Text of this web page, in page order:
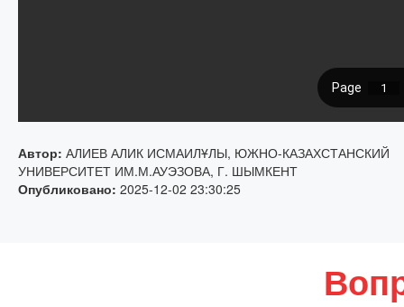
Автор: АЛИЕВ АЛИК ИСМАИЛҰЛЫ, ЮЖНО-КАЗАХСТАНСКИЙ
УНИВЕРСИТЕТ ИМ.М.АУЭЗОВА, Г. ШЫМКЕНТ
Опубликовано: 2025-12-02 23:30:25